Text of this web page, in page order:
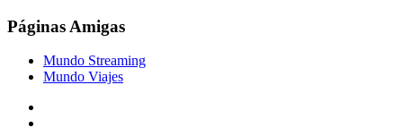
Páginas Amigas
Mundo Streaming
Mundo Viajes